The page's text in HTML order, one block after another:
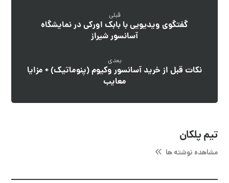
قبلی
گفتگوی ویدیویی با بابک اورکی در نمایشگاه
آسانسور شیراز
بعدی
نکات قبل از خرید آسانسور وکیوم (پنوماتیک) + مزایا
معایب
تیم پلکان
مشاهده نوشته ها